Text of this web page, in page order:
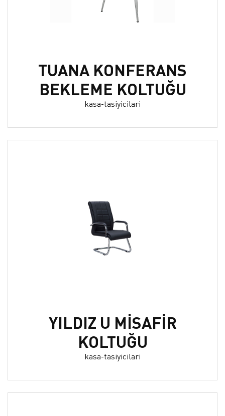
TUANA KONFERANS
BEKLEME KOLTUĞU
kasa-tasiyicilari
YILDIZ U MİSAFİR
KOLTUĞU
kasa-tasiyicilari